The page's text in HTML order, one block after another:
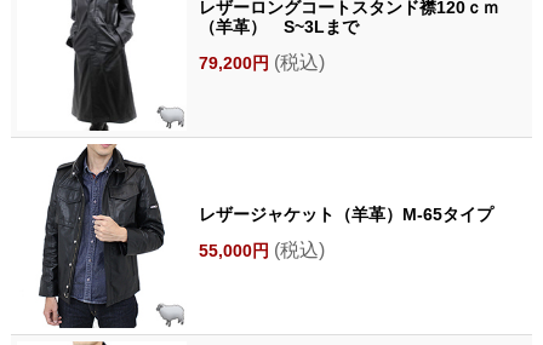
レザーロングコートスタンド襟120ｃｍ
（羊革） S~3Lまで
79,200円 (税込)
レザージャケット（羊革）M-65タイプ
55,000円 (税込)